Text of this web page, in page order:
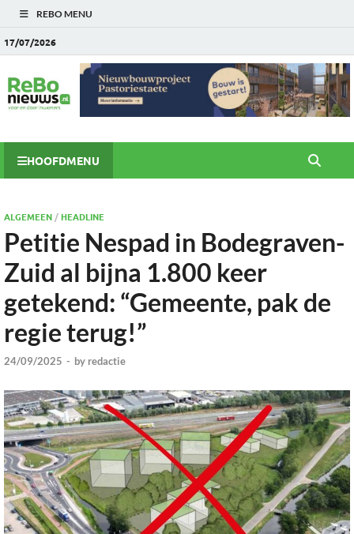
REBO MENU
17/07/2026
HOOFDMENU
ALGEMEEN/ HEADLINE
Petitie Nespad in Bodegraven-
Zuid al bijna 1.800 keer
getekend: “Gemeente, pak de
regie terug!”
24/09/2025 - by redactie